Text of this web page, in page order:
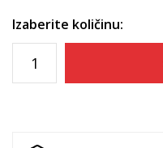
Izaberite količinu: